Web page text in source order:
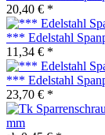
20,40 € *
*** Edelstahl
11,34 € *
*** Edelstahl
23,70 € *
mm